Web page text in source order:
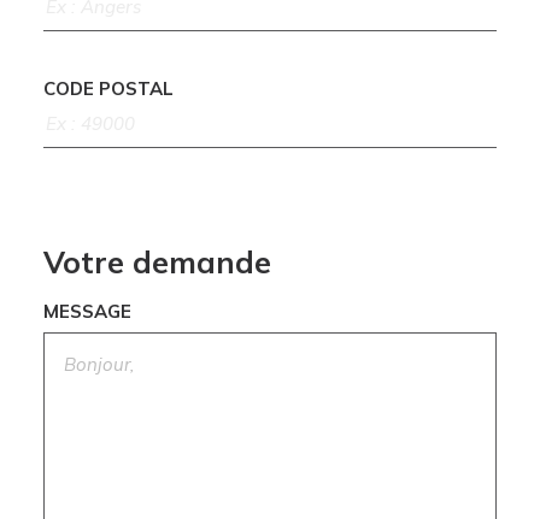
CODE POSTAL
Votre demande
MESSAGE